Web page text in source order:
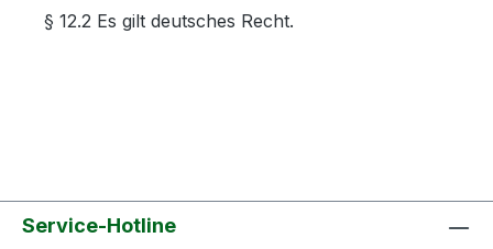
§ 12.2 Es gilt deutsches Recht.
Service-Hotline